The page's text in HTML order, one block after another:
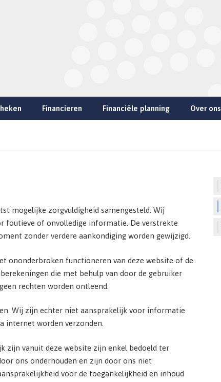
Financieren Financiële planning Over ons
mogelijke zorgvuldigheid samengesteld. Wij
foutieve of onvolledige informatie. De verstrekte
zonder verdere aankondiging worden gewijzigd.
ononderbroken functioneren van deze website of de
die met behulp van door de gebruiker
rechten worden ontleend.
Wij zijn echter niet aansprakelijk voor informatie
internet worden verzonden.
zijn vanuit deze website zijn enkel bedoeld ter
ons onderhouden en zijn door ons niet
voor de toegankelijkheid en inhoud